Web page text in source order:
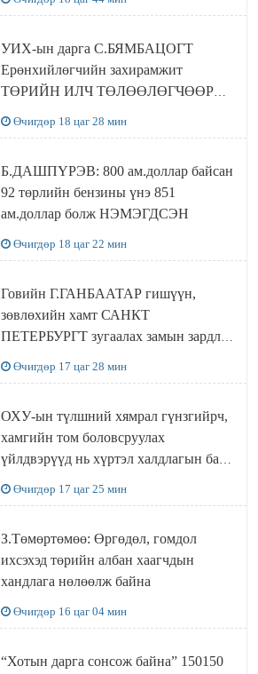
УИХ-ын дарга С.БЯМБАЦОГТ
Ерөнхийлөгчийн захирамжит
ТӨРИЙН ИЛЧ ТӨЛӨӨЛӨГЧӨӨР
Өчигдөр 18 цаг 28 мин
Б.ДАШПҮРЭВ: 800 ам.доллар байсан
92 төрлийн бензины үнэ 851
ам.доллар болж НЭМЭГДСЭН
Өчигдөр 18 цаг 22 мин
Говийн Г.ГАНБААТАР гишүүн,
зөвлөхийн хамт САНКТ
ПЕТЕРБУРГТ зугаалах замын зардлаа
Өчигдөр 17 цаг 28 мин
ОХУ-ын түлшний хямрал гүнзгийрч,
хамгийн том боловсруулах
үйлдвэрүүд нь хүртэл халдлагын бай
Өчигдөр 17 цаг 25 мин
З.Төмөртөмөө: Өргөдөл, гомдол
ихсэхэд төрийн албан хаагчдын
хандлага нөлөөлж байна
Өчигдөр 16 цаг 04 мин
“Хотын дарга сонсож байна” 150150